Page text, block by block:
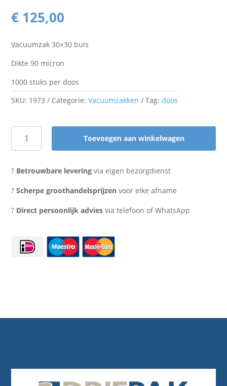
€ 125,00
Vacuumzak 30×30 buis
Dikte 90 micron
1000 stuks per doos
SKU: 1973 Categorie:Vacuumzakken Tag:doos
vacuumzak
cm.
90
aantal
Toevoegen aan winkelwagen
? Betrouwbare levering via eigen bezorgdienst
?Scherpe groothandelsprijzen voor elke afname
? Direct persoonlijk advies via telefoon of WhatsApp